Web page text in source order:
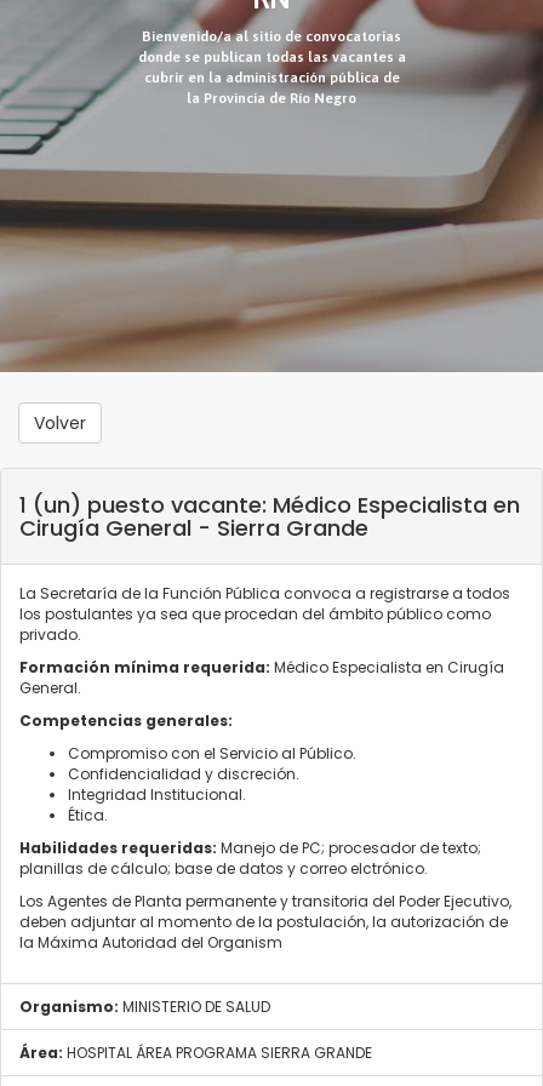
Bienvenido/a al sitio de convocatorias
donde se publican todas las vacantes a
cubrir en la administración pública de
la Provincia de Río Negro
Volver
1 (un) puesto vacante: Médico Especialista en
Cirugía General - Sierra Grande
La Secretaría de la Función Pública convoca a registrarse a todos
los postulantes ya sea que procedan del ámbito público como
privado.
Formación mínima requerida: Médico Especialista en Cirugía
General.
Competencias generales:
Compromiso con el Servicio al Público.
Confidencialidad y discreción.
Integridad Institucional.
Ética.
Habilidades requeridas: Manejo de PC; procesador de texto;
planillas de cálculo; base de datos y correo elctrónico.
Los Agentes de Planta permanente y transitoria del Poder Ejecutivo,
deben adjuntar al momento de la postulación, la autorización de
la Máxima Autoridad del Organism
Organismo: MINISTERIO DE SALUD
Área: HOSPITAL ÁREA PROGRAMA SIERRA GRANDE